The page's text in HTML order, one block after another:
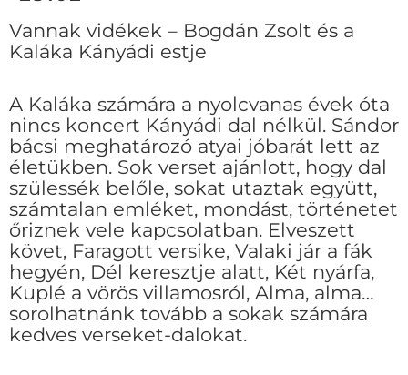
Vannak vidékek – Bogdán Zsolt és a
Kaláka Kányádi estje
A Kaláka számára a nyolcvanas évek óta
nincs koncert Kányádi dal nélkül. Sándor
bácsi meghatározó atyai jóbarát lett az
életükben. Sok verset ajánlott, hogy dal
szülessék belőle, sokat utaztak együtt,
számtalan emléket, mondást, történetet
őriznek vele kapcsolatban. Elveszett
követ, Faragott versike, Valaki jár a fák
hegyén, Dél keresztje alatt, Két nyárfa,
Kuplé a vörös villamosról, Alma, alma…
sorolhatnánk tovább a sokak számára
kedves verseket-dalokat.